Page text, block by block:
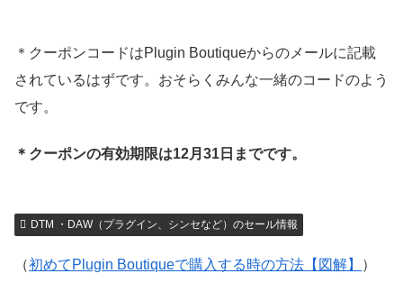
＊クーポンコードはPlugin Boutiqueからのメールに記載
されているはずです。おそらくみんな一緒のコードのよう
です。
＊クーポンの有効期限は12月31日までです。
DTM ・DAW（プラグイン、シンセなど）のセール情報
（初めてPlugin Boutiqueで購入する時の方法【図解】 ）